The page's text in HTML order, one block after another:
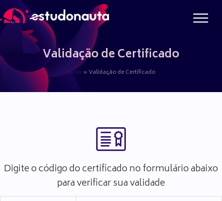
para
conteúdoValidação de Certificado
Início Validação de Certificado
Digite o código do certificado no formulário abaixo
para verificar sua validade